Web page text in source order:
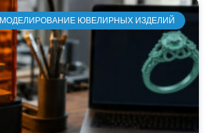
МОДЕЛИРОВАНИЕ ЮВЕЛИРНЫХ ИЗДЕЛИЙ